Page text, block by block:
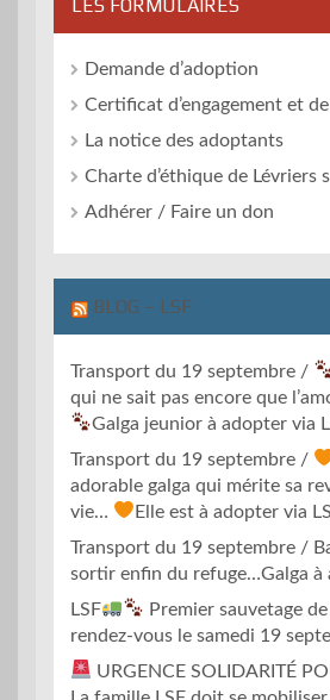
LES FORMULAIRES
Demande d’adoption
Certificat d’engagement et
La notice des adoptants
Charte d’éthique de Lévriers
Adhérer / Faire un don
BLOG – LSF
Transport du 19 septembre /
qui ne sait pas encore que
Galga jeunior à adopter via
Transport du 19 septembre /
adorable galga qui mérite sa
vie…
Elle est à adopter via
Transport du 19 septembre /
sortir enfin du refuge…Galga à
LSF
Premier sauvetage
rendez-vous le samedi 19
URGENCE SOLIDARITÉ